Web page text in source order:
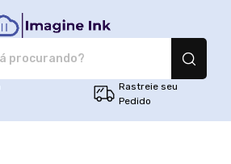
Imagine Ink -
Rastreie seu
Pedido